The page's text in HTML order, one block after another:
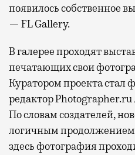
появилось собственное
— FL Gallery.
В галерее проходят
печатающих свои
Куратором проекта стал
редактор
По словам создателей,
логичным продолжением
здесь фотография